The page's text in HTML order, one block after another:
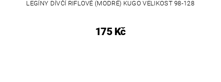
LEGÍNY DÍVČÍ RIFLOVÉ (MODRÉ) KUGO VELIKOST 98-128
175 Kč